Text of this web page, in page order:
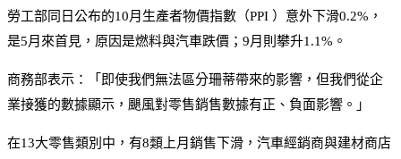
勞工部同日公布的10月生產者物價指數（PPI ）意外下滑0.2%，
是5月來首見，原因是燃料與汽車跌價；9月則攀升1.1%。
商務部表示：「即使我們無法區分珊蒂帶來的影響，但我們從企
業接獲的數據顯示，颶風對零售銷售數據有正、負面影響。」
在13大零售類別中，有8類上月銷售下滑，汽車經銷商與建材商店